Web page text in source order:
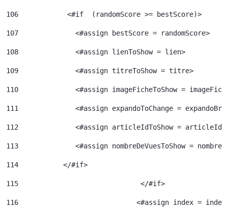
106
            <#if  (randomScore >= bestScore)>
107
              <#assign bestScore = randomScore>
108
              <#assign lienToShow = lien>
109
              <#assign titreToShow = titre>
110
<#assign imageFicheToShow =
111
<#assign expandoToChange =
112
<#assign articleIdToShow =
113
<#assign nombreDeVuesToShow =
114
           </#if>
115
				 </#if>
116
<#assign index =